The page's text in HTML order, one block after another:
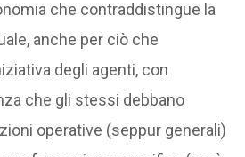
che contraddistingue la
anche per ciò che
degli agenti, con
che gli stessi debbano
operative (seppur generali)